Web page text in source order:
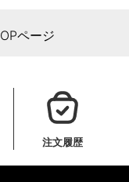
ページ
注文履歴